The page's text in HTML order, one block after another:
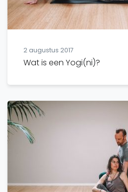
2 augustus 2017
Wat is een Yogi(ni)?